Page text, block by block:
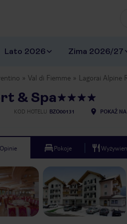
Lato 2026 Zima 2026/27
Val di Fiemme Lagorai Alpine
& Spa
KOD HOTELU BZO00131 POKAŻ
Opinie Pokoje
Pokoj z